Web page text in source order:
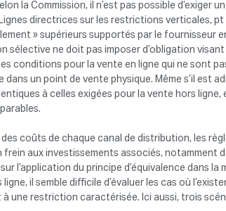
la Commission, il n’est pas possible d’exiger
directrices sur les restrictions verticales, pt
» supérieurs supportés par le fournisseur
sélective ne doit pas imposer d’obligation
conditions pour la vente en ligne qui ne sont
un point de vente physique. Même s’il est
à celles exigées pour la vente hors ligne,
coûts de chaque canal de distribution, les
aux investissements associés, notamment
l’application du principe d’équivalence dans la
il semble difficile d’évaluer les cas où
une restriction caractérisée. Ici aussi, trois